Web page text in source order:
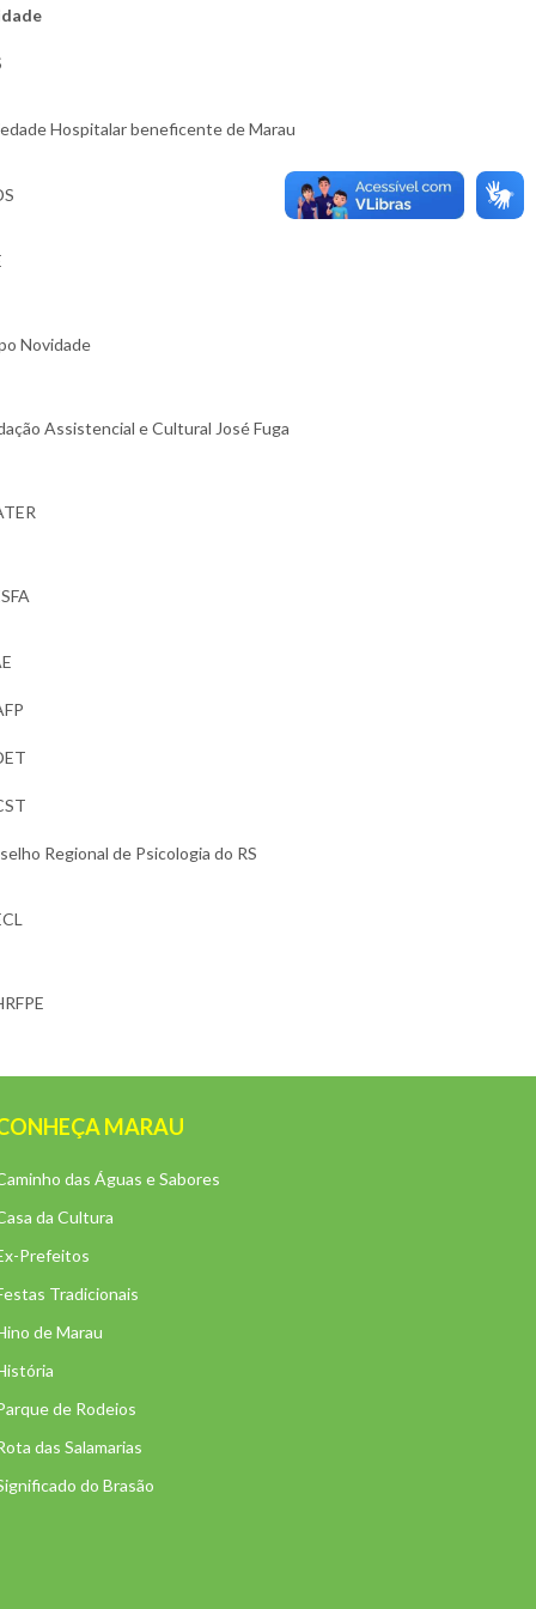
Hospitalar beneficente de Marau
Novidade
Assistencial e Cultural José Fuga
Regional de Psicologia do RS
MARAU
das Águas e Sabores
da Cultura
Prefeitos
Tradicionais
de Marau
de Rodeios
das Salamarias
do Brasão